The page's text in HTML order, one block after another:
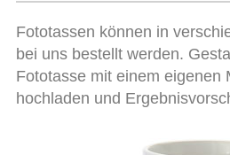
Fototassen können in
bei uns bestellt werden.
Fototasse mit einem eigenen
hochladen und